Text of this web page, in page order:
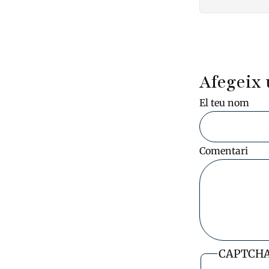
Afegeix
El teu nom
Comentari